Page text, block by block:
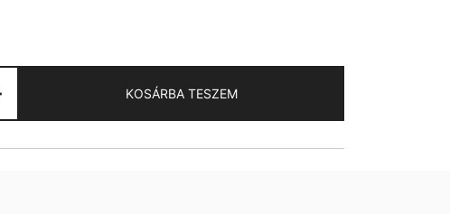
KOSÁRBA TESZEM